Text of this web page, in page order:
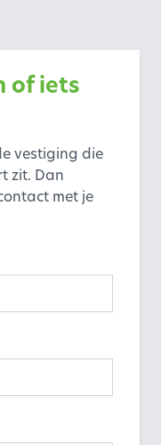
of iets
vestiging die
zit. Dan
met je